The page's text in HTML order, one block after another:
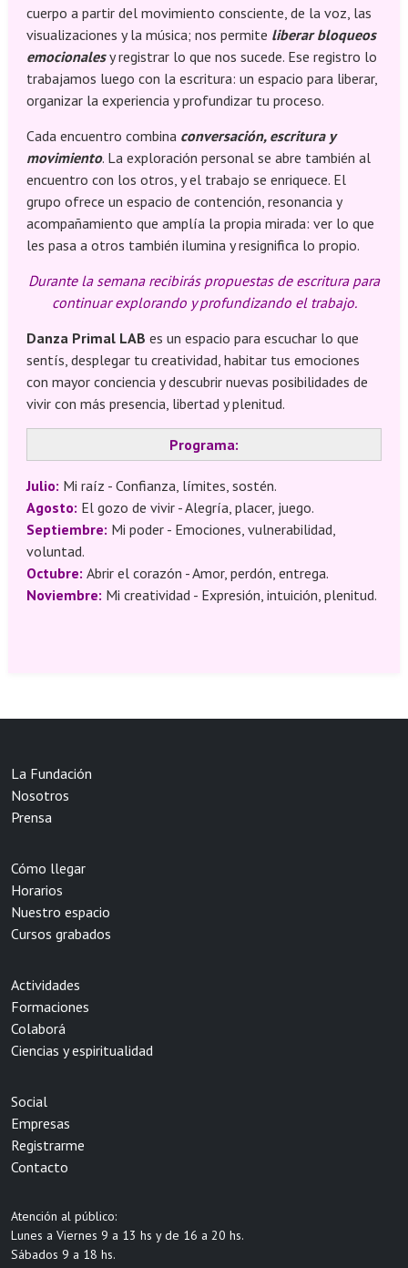
cuerpo a partir del movimiento consciente, de la voz, las
visualizaciones y la música; nos permite liberar bloqueos
emocionalesy registrar lo que nos sucede. Ese registro lo
trabajamos luego con la escritura: un espacio para liberar,
organizar la experiencia y profundizar tu proceso.
Cada encuentro combina conversación, escritura y
movimiento. La exploración personal se abre también al
encuentro con los otros, y el trabajo se enriquece. El
grupo ofrece un espacio de contención, resonancia y
acompañamiento que amplía la propia mirada: ver lo que
les pasa a otros también ilumina y resignifica lo propio.
Durante la semana recibirás propuestas de escritura para
continuar explorando y profundizando el trabajo.
Danza Primal LAB es un espacio para escuchar lo que
sentís, desplegar tu creatividad, habitar tus emociones
con mayor conciencia y descubrir nuevas posibilidades de
vivir con más presencia, libertad y plenitud.
Programa:
Julio: Mi raíz - Confianza, límites, sostén.
Agosto: El gozo de vivir - Alegría, placer, juego.
Septiembre: Mi poder - Emociones, vulnerabilidad,
voluntad.
Octubre: Abrir el corazón - Amor, perdón, entrega.
Noviembre: Mi creatividad - Expresión, intuición, plenitud.
La Fundación
Nosotros
Prensa
Cómo llegar
Horarios
Nuestro espacio
Cursos grabados
Actividades
Formaciones
Colaborá
Ciencias y espiritualidad
Social
Empresas
Registrarme
Contacto
Atención al público:
Lunes a Viernes 9 a 13 hs y de 16 a 20 hs.
Sábados 9 a 18 hs.